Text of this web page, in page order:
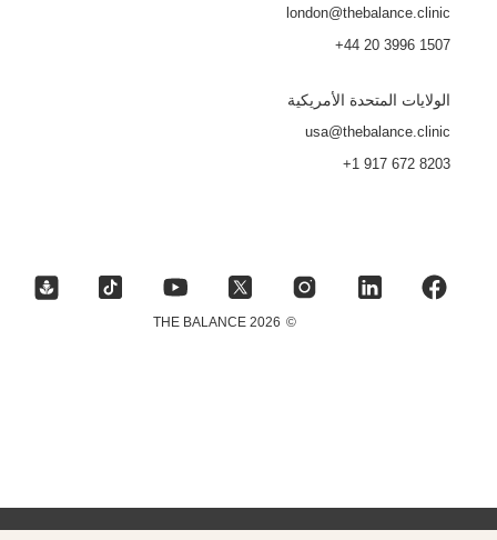
london@thebalance.clinic
+44 20 3996 1507
الولايات المتحدة الأمريكية
usa@thebalance.clinic
+1 917 672 8203
©
2026 THE BALANCE